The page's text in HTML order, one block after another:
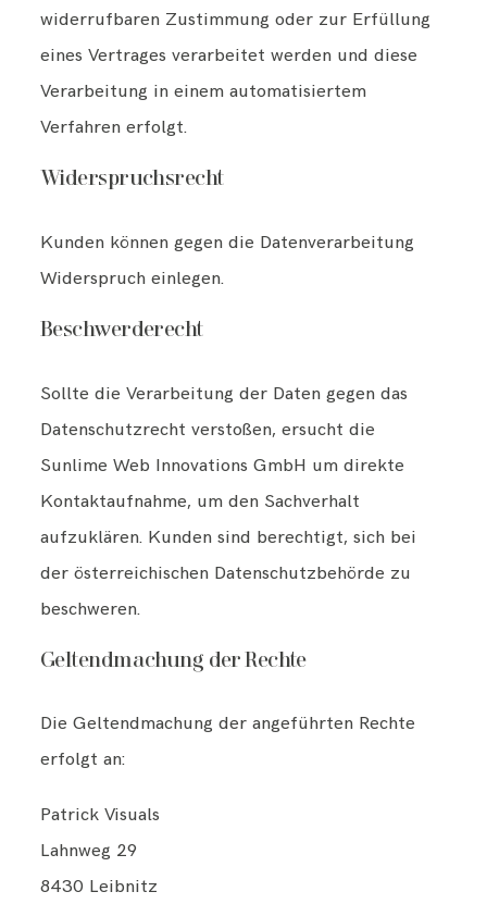
widerrufbaren Zustimmung oder zur Erfüllung
eines Vertrages verarbeitet werden und diese
Verarbeitung in einem automatisiertem
Verfahren erfolgt.
Widerspruchsrecht
Kunden können gegen die Datenverarbeitung
Widerspruch einlegen.
Beschwerderecht
Sollte die Verarbeitung der Daten gegen das
Datenschutzrecht verstoßen, ersucht die
Sunlime Web Innovations GmbH um direkte
Kontaktaufnahme, um den Sachverhalt
aufzuklären. Kunden sind berechtigt, sich bei
der österreichischen Datenschutzbehörde zu
beschweren.
Geltendmachung der Rechte
Die Geltendmachung der angeführten Rechte
erfolgt an:
Patrick Visuals
Lahnweg 29
8430 Leibnitz